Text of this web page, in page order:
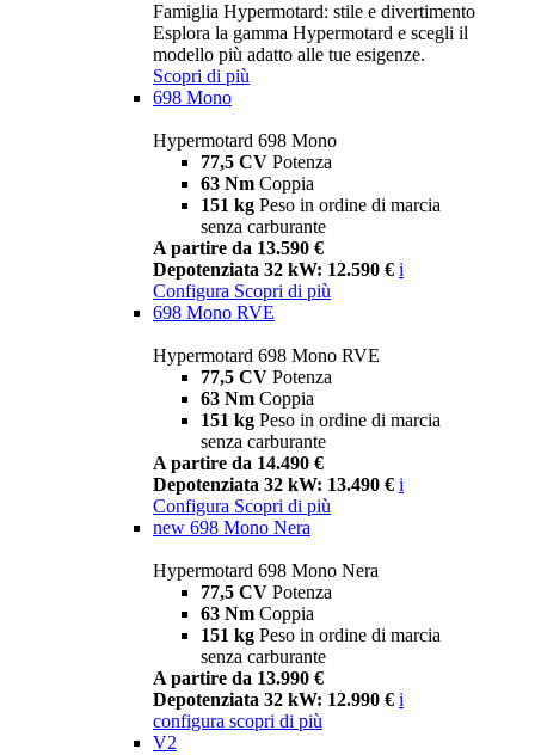
Famiglia Hypermotard: stile e divertimento
Esplora la gamma Hypermotard e scegli il
modello più adatto alle tue esigenze.
Scopri di più
698 Mono
Hypermotard 698 Mono
77,5 CV Potenza
63 Nm Coppia
151 kg Peso in ordine di marcia
senza carburante
A partire da 13.590 €
Depotenziata 32 kW: 12.590 € i
Configura Scopri di più
698 Mono RVE
Hypermotard 698 Mono RVE
77,5 CV Potenza
63 Nm Coppia
151 kg Peso in ordine di marcia
senza carburante
A partire da 14.490 €
Depotenziata 32 kW: 13.490 € i
Configura Scopri di più
new 698 Mono Nera
Hypermotard 698 Mono Nera
77,5 CV Potenza
63 Nm Coppia
151 kg Peso in ordine di marcia
senza carburante
A partire da 13.990 €
Depotenziata 32 kW: 12.990 € i
configura scopri di più
V2